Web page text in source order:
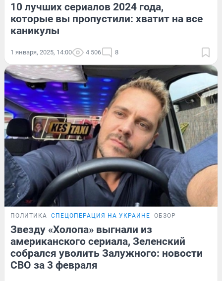
10 лучших сериалов 2024 года,
которые вы пропустили: хватит на все
каникулы
1 января, 2025, 14:00 4 506 8
ПОЛИТИКА СПЕЦОПЕРАЦИЯ НА УКРАИНЕ ОБЗОР
Звезду «Холопа» выгнали из
американского сериала, Зеленский
собрался уволить Залужного: новости
СВО за 3 февраля